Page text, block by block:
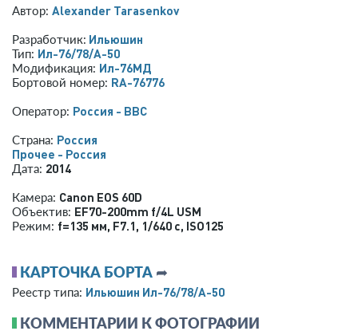
Автор: Alexander Tarasenkov
Разработчик: Ильюшин
Тип: Ил-76/78/А-50
Модификация: Ил-76МД
Бортовой номер: RA-76776
Оператор: Россия - ВВС
Страна: Россия
Прочее - Россия
Дата: 2014
Камера: Canon EOS 60D
Объектив: EF70-200mm f/4L USM
Режим: f=135 мм, F7.1, 1/640 с, ISO125
КАРТОЧКА БОРТА ➦
Реестр типа: Ильюшин Ил-76/78/А-50
КОММЕНТАРИИ К ФОТОГРАФИИ